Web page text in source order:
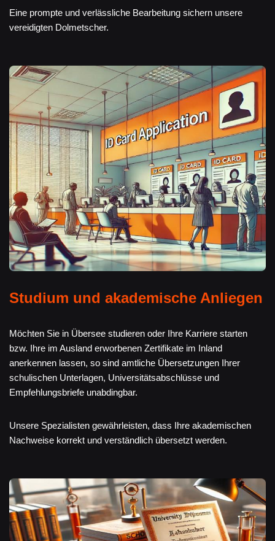
Eine prompte und verlässliche Bearbeitung sichern unsere
vereidigten Dolmetscher.
Studium und akademische Anliegen
Möchten Sie in Übersee studieren oder Ihre Karriere starten
bzw. Ihre im Ausland erworbenen Zertifikate im Inland
anerkennen lassen, so sind amtliche Übersetzungen Ihrer
schulischen Unterlagen, Universitätsabschlüsse und
Empfehlungsbriefe unabdingbar.
Unsere Spezialisten gewährleisten, dass Ihre akademischen
Nachweise korrekt und verständlich übersetzt werden.